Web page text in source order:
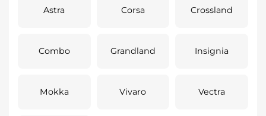
Astra Corsa Crossland
Combo Grandland Insignia
Mokka Vivaro Vectra